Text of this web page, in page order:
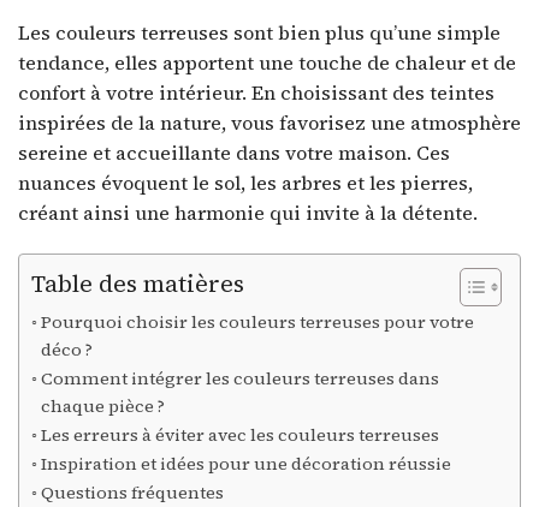
Les couleurs terreuses sont bien plus qu’une simple
tendance, elles apportent une touche de chaleur et de
confort à votre intérieur. En choisissant des teintes
inspirées de la nature, vous favorisez une atmosphère
sereine et accueillante dans votre maison. Ces
nuances évoquent le sol, les arbres et les pierres,
créant ainsi une harmonie qui invite à la détente.
Table des matières
Pourquoi choisir les couleurs terreuses pour votre
déco ?
Comment intégrer les couleurs terreuses dans
chaque pièce ?
Les erreurs à éviter avec les couleurs terreuses
Inspiration et idées pour une décoration réussie
Questions fréquentes